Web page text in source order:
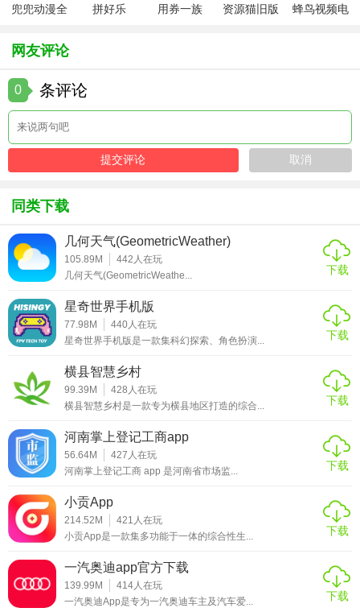
睡眠质量等数据，并提供健康建议和养生知识，帮助用户关
5. 出行服务：集成公交、地铁等公共交通信息查询，以及网
约车、共享单车等出行方式的预订功能，为用户提供全方位
的出行解决方案。
天源生活优势
1. 功能全面：涵盖了生活的方方面面，从基础的生活缴费到
活需求，无需下载多个单一功能的应用。
2. 操作便捷：界面设计简洁明了，功能分类清晰，用户可以
轻松找到所需功能，操作流程简单易懂，大大提高了使用效
率。
3. 信息及时：社区公告、活动通知等信息能够实时推送，让
用户第一时间了解社区动态和重要消息，不错过任何有价值
4. 商家资源丰富：与周边大量优质商家合作，为用户提供更
多的选择和优惠活动，同时严格的商家审核机制保证了商品
5. 个性化服务：根据用户的使用习惯和偏好，提供个性化的
推荐和服务，如根据用户的消费记录推荐相关商家和活动，
提升用户体验。
天源生活测评
在使用天源生活软件一段时间后，整体体验非常良好。从功
能方面来看，它确实实现了“一站式”生活服务的目标，各种生
活需求都能在软件内得到解决，极大地节省了时间和精力。
兜兜动漫全
拼好乐 用券一族 资源猫旧版
蜂鸟视频电
网友评论
0 条评论
同类下载
几何天气(GeometricWeather)
105.89M 442 人在玩
几何天气(GeometricWeathe...
下载
星奇世界手机版
77.98M 440 人在玩
星奇世界手机版是一款集科幻探索、角色扮演...
下载
横县智慧乡村
99.39M 428 人在玩
横县智慧乡村是一款专为横县地区打造的综合...
下载
河南掌上登记工商app
56.64M 427 人在玩
河南掌上登记工商 app 是河南省市场监...
下载
小贡App
214.52M 421 人在玩
小贡App是一款集多功能于一体的综合性生...
下载
一汽奥迪app官方下载
139.99M 414 人在玩
一汽奥迪App是专为一汽奥迪车主及汽车爱...
下载